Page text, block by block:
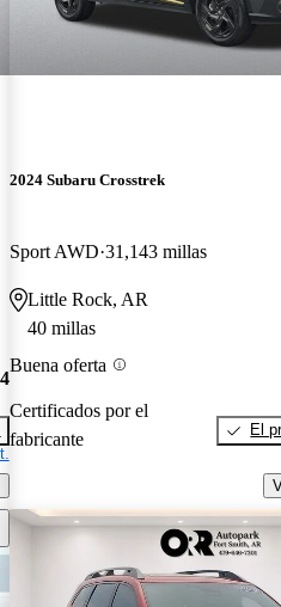
2024 Subaru Crosstrek
Sport AWD 31,143 millas
Little Rock, AR
40 millas
Buena oferta
Certificados por el
fabricante
El
este Aviso